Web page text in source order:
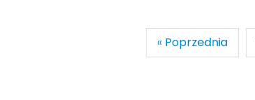
« Poprzednia